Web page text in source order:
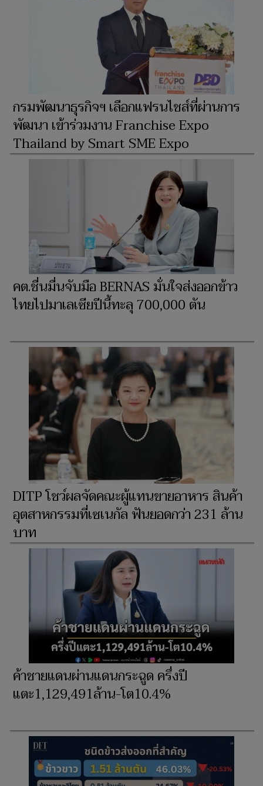
กรมพัฒนาธุรกิจฯ เลือกแฟรนไชส์ที่ผ่านการ
พัฒนา เข้าร่วมงาน Franchise Expo
Thailand by Smart SME Expo
คต.ชื่นมื่นจับมือ BERNAS มั่นใจส่งออกข้าว
ไทยไปมาเลเซียปีนี้ทะลุ 700,000 ตัน
DITP โชว์ผลจัดคณะผู้แทนขายอาหาร สินค้า
อุตสาหกรรมที่เซเนกัล ฟันยอดกว่า 231 ล้าน
บาท
ค้าชายแดนผ่านแดนกระฉูด ครึ่งปี
แตะ1,129,491ล้าน-โต10.4%